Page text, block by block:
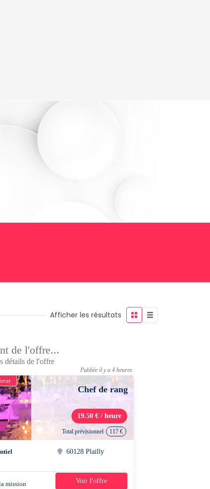
Afficher les résultats
de l'offre...
détails de l'offre
Publiée il y a 4 heures
Chef de rang
19.50 € / heure
Total prévisionnel 117 €
60128 Plailly
mission
1 jour
Voir l'offre